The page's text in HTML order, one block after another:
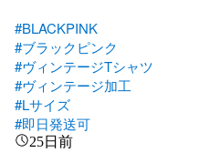
#BLACKPINK
#ブラックピンク
#ヴィンテージTシャツ
#ヴィンテージ加工
#Lサイズ
#即日発送可
25日前